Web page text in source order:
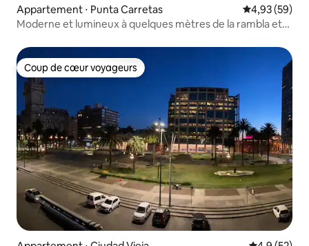
Appartement ⋅ Punta Carretas Évaluation
4,93 (59)
Moderne et lumineux à quelques mètres de la rambla et
Coup de cœur voyageurs
Coup de cœur voyageurs